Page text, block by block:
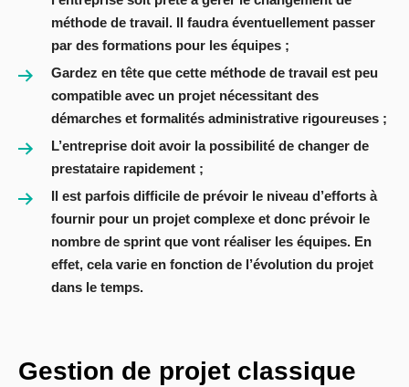
méthode de travail. Il faudra éventuellement passer
par des formations pour les équipes ;
Gardez en tête que cette méthode de travail est peu
compatible avec un projet nécessitant des
démarches et formalités administrative rigoureuses ;
L’entreprise doit avoir la possibilité de changer de
prestataire rapidement ;
Il est parfois difficile de prévoir le niveau d’efforts à
fournir pour un projet complexe et donc prévoir le
nombre de sprint que vont réaliser les équipes. En
effet, cela varie en fonction de l’évolution du projet
dans le temps.
Gestion de projet classique